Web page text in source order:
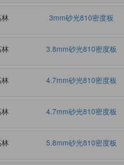
3mm砂光810密度板
3.8mm砂光810密度板
4.7mm砂光810密度板
4.7mm砂光810密度板
5.8mm砂光810密度板